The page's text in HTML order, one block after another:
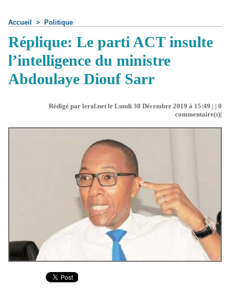
Accueil > Politique
Réplique: Le parti ACT insulte
l’intelligence du ministre
Abdoulaye Diouf Sarr
Rédigé par leral.net le Lundi 30 Décembre 2019 à 15:49 | | 0
commentaire(s)|